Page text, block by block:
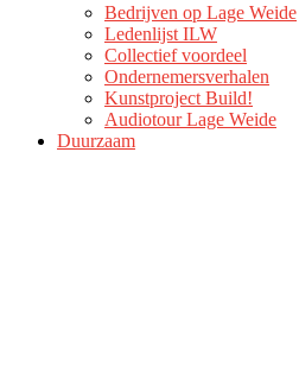
Bedrijven op Lage Weide
Ledenlijst ILW
Collectief voordeel
Ondernemersverhalen
Kunstproject Build!
Audiotour Lage Weide
Duurzaam